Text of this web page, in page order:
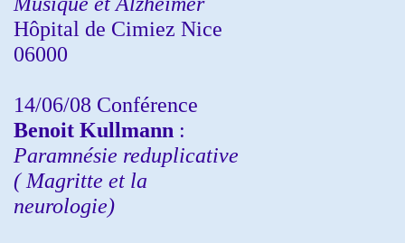
Hôpital de Cimiez Nice
06000
14/06/08 Conférence
Benoit Kullmann :
Paramnésie reduplicative
( Magritte et la
neurologie)